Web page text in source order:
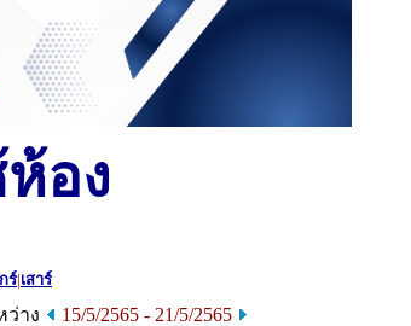
อง
ร์|เสาร์
ว่าง 15/5/2565 - 21/5/2565